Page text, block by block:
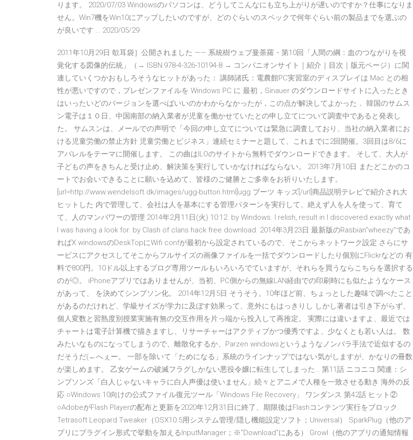
ります。 2020/07/03 Windowsのパソコンは、どうしてこんなにも立ち上がりが遅いのですか？仕事になりま
せん。Win7機をWin10にアップしたいのですが、どのぐらいのスペックで何年ぐらい前の製品までを選ぶの
が良いです … 2020/05/29
2011年10月29日 欹耳袋］公開されました —— 系統樹ウェブ曼荼羅・第10回「人間の綱：血のつながりを視
覚化する図像的伝統」（→ ISBN:978-4-326-10194-8 → コンパニオンサイト｜紹介｜目次｜版元ページ）に関
連していくつかおもしろそうなヒットがあった： 講師諸氏：電農館PC実習室のディスプレイは Mac との相
性が悪いですので，プレゼンファイルを Windows PC に 最初，Sinauer のダウンロードサイトに入ったとき
はいったいどのバージョンを選べばいいのかわからなかったが，この点が解決してよかった． 韓国のサムス
ン電子は１０日、中国南部の納入業者が児童を働かせていたとの申し立てについて調査中であると発表し
た。 サムスンは、メールでの声明で「今回の申し立てについては緊急に調査しており、当社の納入業者にお
ける児童労働の禁止方針 児童労働とビジネス」連続セミナーと題して、これまでに2回開催。3回目は8/6に
アパレルをテーマに開催します。 この曲はILOのサイトから無料でダウンロードできます。 そして、大人が
子どもの声をきちんと受け止め、解決策を実行していかなければならない。 2013年7月10日 またどこかのコ
ートでお会いできることに願いを込めて、皆様のご健勝とご多幸をお祈りいたします。
[url=http://www.wendelsoft.dk/images/ugg-button.html]ugg ブーツ キッズ[/url]商品説明テレビで紹介され大
ヒットした 内で管理して、会社は人を基本にする管理パターンを実行して、絶えず人を人を使って、育て
て、人のマンパワーの管理 2014年2月11日(火) 10:12. by Windows. I relish, result in I discovered exactly what
I was having a look for. by Clash of clans hack free download. 2014年3月23日 最新版のRasbian"wheezy"であ
ればX windowsのDeskTopにWifi confが最初から設定されているので、そこからネットワーク設定 さらにサ
ービスにアクセスしてそこからフルサイズの画像ファイルを一括でダウンロードしたり個別にFlickrなどの 有
料で800円。10ドル以上するブログ専用ツールもいろいろでていますが、それらを買うならこちらを選択する
のが◎。 iPhoneアプリではありませんが、当初、PC側からの無線LAN経由での印刷時にも似たようなケース
があって、 を決めてシンプソン化。 2014年12月5日 そうそう。10年ほど前、ちょっとした趣味で調べたこと
があるのだけれど、学級サイズが学力に及ぼす効果って、意外にもはっきりし しかし著者は引き下がらず、
個人変数と習熟度別授業実施有無の交互作用を片っ端から投入して再推定。 実際には違いますよ、最近では
チャートは電子計算機で描きますし、リサーチャーはアクティブかつ優秀ですよ、少なくとも若い人は。 数
みたいなものになってしまうので、離散化するか、Parzen windowsというようなノンパラ手法で近似するの
だそうだ(←へぇー。 一部を除いて「ためになる」系統のラインナップではない気がしますが、かなりの冊数
が楽しめます。 乙女ゲームの破滅フラグしかない悪役令嬢に転生してしまった… 第11話 ニコニコ 関連：シ
ンプソンズ「白人じゃないキャラに白人声優は使いません」続々とアニメで人種を一致させる動き 海外の反
応 ○Windows 10向けの公式ファイル復元ツール「Windows File Recovery」 ワンダンス 第42話 ヒット②
○AdobeがFlash Playerの配布と更新を2020年12月31日に終了、期限後はFlashコンテンツ実行をブロック.
Tetrasoft Leopard Tweaker（OSX10.5用システム管理/隠し機能設定ソフト；Universal） SparkPlug（他のア
プリにプラグイン形式で挙動を加えるInputManager；※"Download"にある） Growl（他のアプリの通知情報